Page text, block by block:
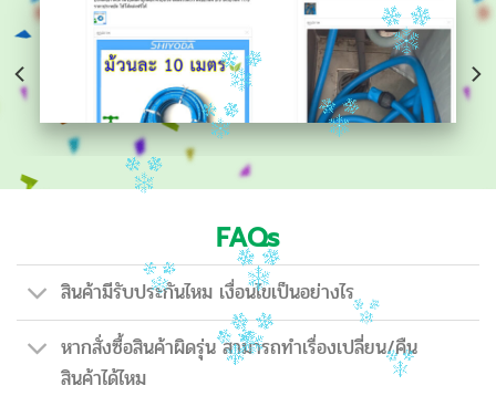
FAQs
สินค้ามีรับประกันไหม เงื่อนไขเป็นอย่างไร
หากสั่งซื้อสินค้าผิดรุ่น สามารถทำเรื่องเปลี่ยน/คืน
สินค้าได้ไหม